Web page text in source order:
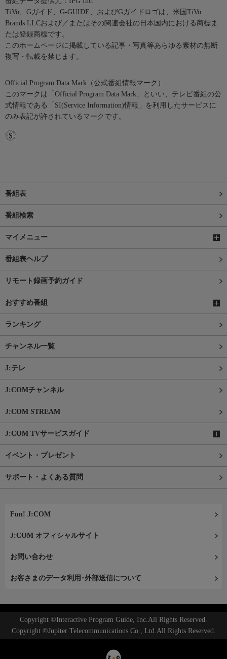
TiVo、Gガイド、G-GUIDE、およびGガイドロゴは、米国TiVo
Brands LLCおよび／またはその関連会社の日本国内における商標ま
たは登録商標です。
このホームページに掲載している記事・写真等あらゆる素材の無断
複写・転載を禁じます。
Official Program Data Mark（公式番組情報マーク）
このマークは「Official Program Data Mark」といい、テレビ番組の公
式情報である「SI(Service Information)情報」を利用したサービスに
のみ表記が許されているマークです。
番組表
番組検索
マイメニュー
番組表ヘルプ
リモート録画予約ガイド
おすすめ番組
ランキング
チャンネル一覧
J:テレ
J:COMチャンネル
J:COM STREAM
J:COM TVサービスガイド
イベント・プレゼント
サポート・よくある質問
Fun! J:COM
J:COM オフィシャルサイト
お問い合わせ
お客さまのデータ利用･外部送信について
Copyright ©Interactive Program Guide, Inc.All Rights Reserved.
Copyright ©Jupiter Telecommunications Co., Ltd.All Rights Reserved.